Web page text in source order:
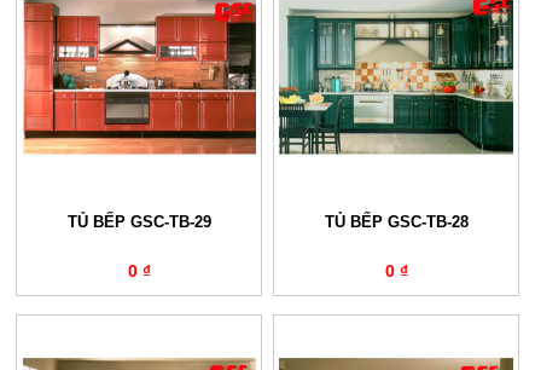
TỦ BẾP GSC-TB-29
0 ₫
TỦ BẾP GSC-TB-28
0 ₫